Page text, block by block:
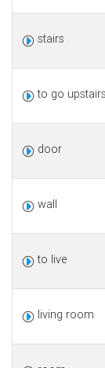
stairs
to go upstairs
door
wall
to live
living room